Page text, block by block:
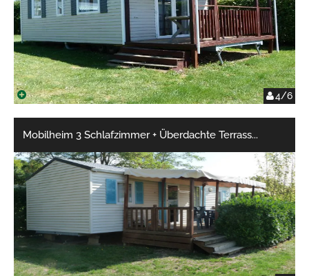
4/6
Mobilheim 3 Schlafzimmer + Überdachte Terrass...